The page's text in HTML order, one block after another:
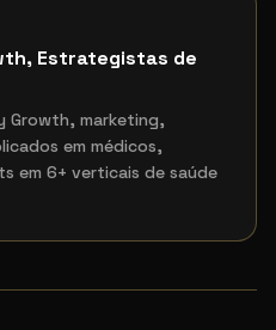
, Estrategistas de
Growth, marketing,
em médicos,
em 6+ verticais de saúde